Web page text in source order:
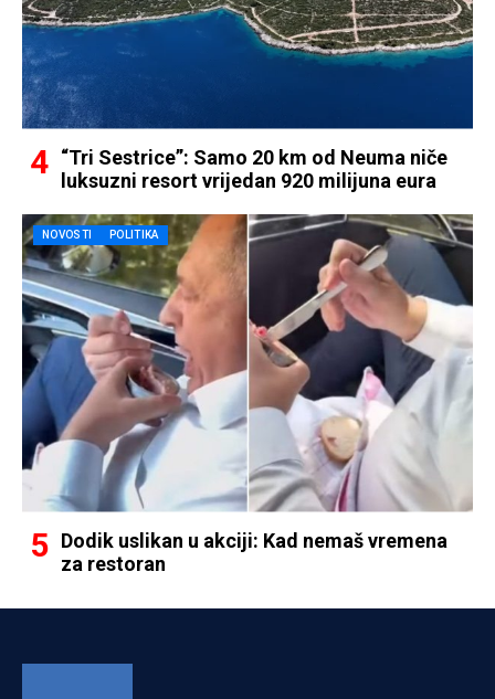
“Tri Sestrice”: Samo 20 km od Neuma niče
luksuzni resort vrijedan 920 milijuna eura
NOVOSTI POLITIKA
Dodik uslikan u akciji: Kad nemaš vremena
za restoran